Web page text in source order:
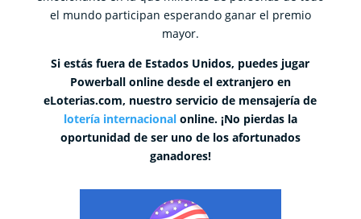
el mundo participan esperando ganar el premio
mayor.
Si estás fuera de Estados Unidos, puedes jugar
Powerball online desde el extranjero en
eLoterias.com, nuestro servicio de mensajería de
lotería internacionalonline. ¡No pierdas la
oportunidad de ser uno de los afortunados
ganadores!